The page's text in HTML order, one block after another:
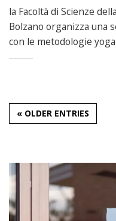
la Facoltà di Scienze
Bolzano organizza una
con le metodologie yoga
« OLDER ENTRIES